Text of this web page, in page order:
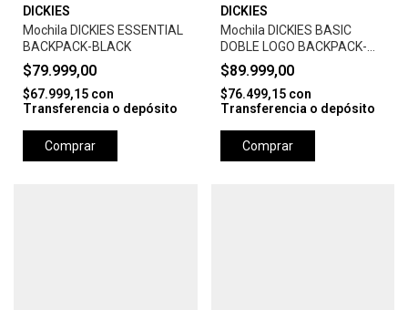
DICKIES
Mochila DICKIES ESSENTIAL
BACKPACK-BLACK
$79.999,00
$67.999,15 con
Transferencia o depósito
Comprar
DICKIES
Mochila DICKIES BASIC
DOBLE LOGO BACKPACK-
BLACK
$89.999,00
$76.499,15 con
Transferencia o depósito
Comprar